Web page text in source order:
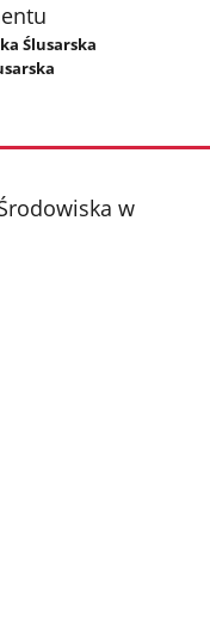
Ślusarska
w